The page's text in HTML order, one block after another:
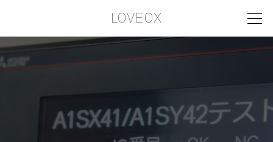
LOVEOX
PHILOSOPHY
COMPANY PROFILE